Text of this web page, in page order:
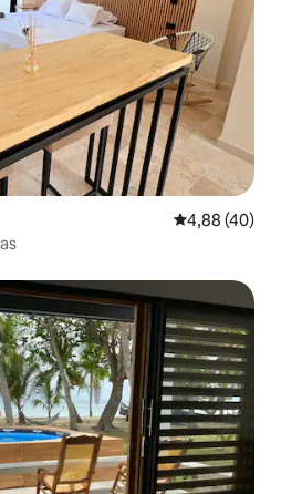
Prosečna
4,88 (40)